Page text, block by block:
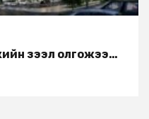
зээл олгожээ…